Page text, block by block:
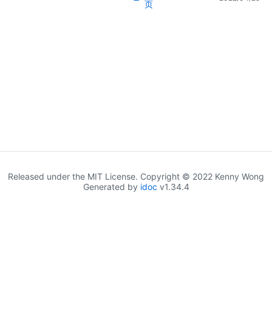
页
Released under the MIT License. Copyright © 2022 Kenny Wong
Generated by idoc v1.34.4